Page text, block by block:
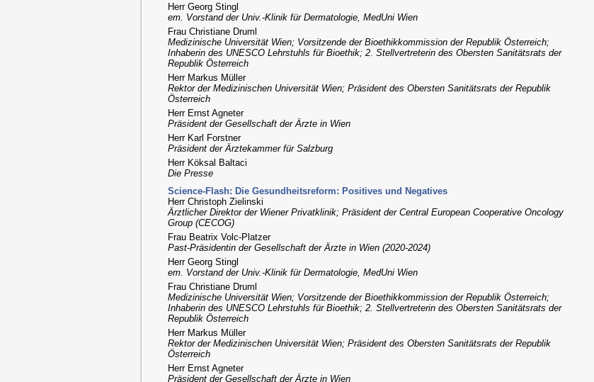
Herr Georg Stingl
em. Vorstand der Univ.-Klinik für Dermatologie, MedUni Wien
Frau Christiane Druml
Medizinische Universität Wien; Vorsitzende der Bioethikkommission der Republik Österreich;
Inhaberin des UNESCO Lehrstuhls für Bioethik; 2. Stellvertreterin des Obersten Sanitätsrats der
Republik Österreich
Herr Markus Müller
Rektor der Medizinischen Universität Wien; Präsident des Obersten Sanitätsrats der Republik
Österreich
Herr Ernst Agneter
Präsident der Gesellschaft der Ärzte in Wien
Herr Karl Forstner
Präsident der Ärztekammer für Salzburg
Herr Köksal Baltaci
Die Presse
Science-Flash: Die Gesundheitsreform: Positives und Negatives
Herr Christoph Zielinski
Ärztlicher Direktor der Wiener Privatklinik; Präsident der Central European Cooperative Oncology
Group (CECOG)
Frau Beatrix Volc-Platzer
Past-Präsidentin der Gesellschaft der Ärzte in Wien (2020-2024)
Herr Georg Stingl
em. Vorstand der Univ.-Klinik für Dermatologie, MedUni Wien
Frau Christiane Druml
Medizinische Universität Wien; Vorsitzende der Bioethikkommission der Republik Österreich;
Inhaberin des UNESCO Lehrstuhls für Bioethik; 2. Stellvertreterin des Obersten Sanitätsrats der
Republik Österreich
Herr Markus Müller
Rektor der Medizinischen Universität Wien; Präsident des Obersten Sanitätsrats der Republik
Österreich
Herr Ernst Agneter
Präsident der Gesellschaft der Ärzte in Wien